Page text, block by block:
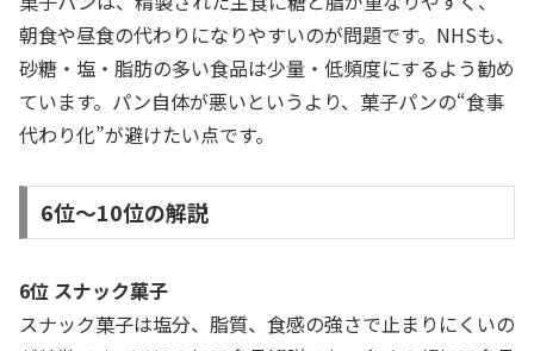
朝食や昼食の代わりになりやすいのが問題です。NHSも、
砂糖・塩・脂肪の多い食品は少量・低頻度にするよう勧め
ています。パン自体が悪いというより、菓子パンの“食事
代わり化”が避けたい点です。
6位〜10位の解説
6位 スナック菓子
スナック菓子は塩分、脂質、食感の強さで止まりにくいの